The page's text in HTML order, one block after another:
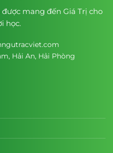
mang đến Giá Trị cho
học.
Hải An, Hải Phòng